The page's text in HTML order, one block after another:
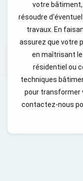
votre
résoudre
travaux. En
assurez que votre
en maîtrisant
résidentiel ou
techniques
pour transformer
contactez-nous